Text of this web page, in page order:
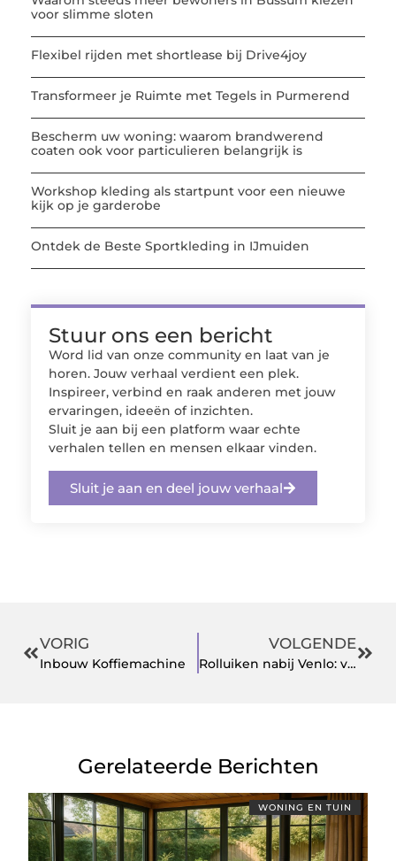
voor slimme sloten
Flexibel rijden met shortlease bij Drive4joy
Transformeer je Ruimte met Tegels in Purmerend
Bescherm uw woning: waarom brandwerend
coaten ook voor particulieren belangrijk is
Workshop kleding als startpunt voor een nieuwe
kijk op je garderobe
Ontdek de Beste Sportkleding in IJmuiden
Stuur ons een bericht
Word lid van onze community en laat van je
horen. Jouw verhaal verdient een plek.
Inspireer, verbind en raak anderen met jouw
ervaringen, ideeën of inzichten.
Sluit je aan bij een platform waar echte
verhalen tellen en mensen elkaar vinden.
Sluit je aan en deel jouw verhaal
VORIG
Inbouw Koffiemachine
VOLGENDE
Rolluiken nabij Venlo: veiligheid, kwaliteit en comfort
Gerelateerde Berichten
WONING EN TUIN